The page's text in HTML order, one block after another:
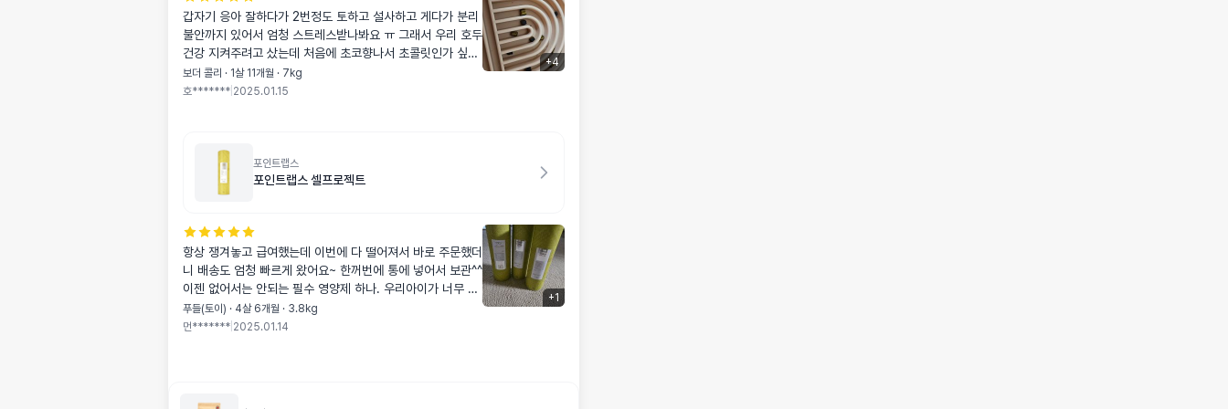
갑자기 응아 잘하다가 2번정도 토하고 설사하고 게다가 분리
불안까지 있어서 엄청 스트레스받나봐요 ㅠ 그래서 우리 호두
건강 지켜주려고 샀는데 처음에 초코향나서 초콜릿인가 싶어
걱정했는데 향만 초코향이고 안에는 다르더라구요-! 물렁 할
줄 알았는데 생각보다 딱딱한 제형이라서 가위로 한 개 까서
니까 조금 나아져서 다행이고 꾸준히 먹여서 상태어떤지 더
지켜봐야겠어요 샘플용이라 5개 밖에 없지만 적응하라고 조
우리호두 변비였는데 .. 그리고 잠도잘자요 ㅋㅋㅋㅋㅋㅋ 좋
아요
보더 콜리 · 1살 11개월 · 7kg
호******* 2025.01.15
+4
포인트랩스
포인트랩스 셀프로젝트
항상 쟁겨놓고 급여했는데 이번에 다 떨어져서 바로 주문했더
니 배송도 엄청 빠르게 왔어요~ 한꺼번에 통에 넣어서 보관^^
이젠 없어서는 안되는 필수 영양제 하나. 우리아이가 너무 잘
먹어주니 좋아요 😀
푸들(토이) · 4살 6개월 · 3.8kg
먼******* 2025.01.14
+1